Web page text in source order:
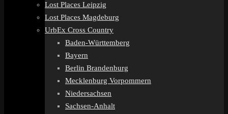
Lost Places Leipzig
Lost Places Magdeburg
UrbEx Cross Country
Baden-Württemberg
Bayern
Berlin Brandenburg
Mecklenburg Vorpommern
Niedersachsen
Sachsen-Anhalt